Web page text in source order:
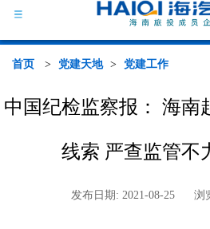
首页 > 党建天地 > 党建工作
中国纪检监察报： 海南
线索 严查监管不
发布日期: 2021-08-25 浏